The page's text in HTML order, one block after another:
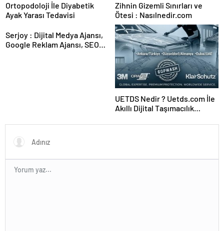
Ortopodoloji İle Diyabetik
Ayak Yarası Tedavisi
Zihnin Gizemli Sınırları ve
Ötesi : Nasılnedir.com
Serjoy : Dijital Medya Ajansı,
Google Reklam Ajansı, SEO
UETDS Nedir ? Uetds.com İle
Akıllı Dijital Taşımacılık